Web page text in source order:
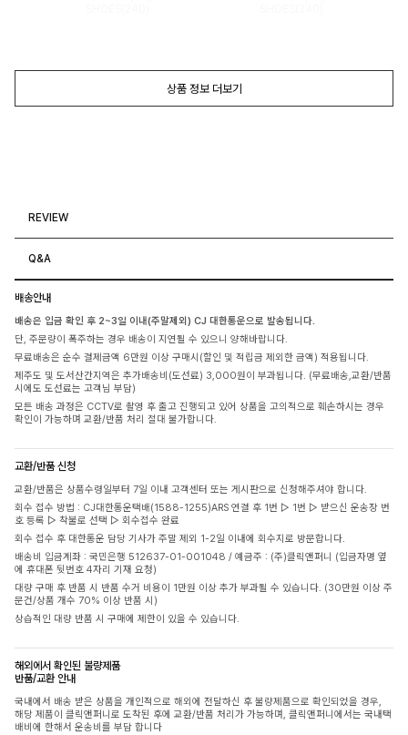
상품 정보 더보기
REVIEW
Q&A
배송안내
배송은 입금 확인 후 2~3일 이내(주말제외) CJ 대한통운으로 발송됩니다.
단, 주문량이 폭주하는 경우 배송이 지연될 수 있으니 양해바랍니다.
무료배송은 순수 결제금액 6만원 이상 구매시(할인 및 적립금 제외한 금액) 적용됩니다.
제주도 및 도서산간지역은 추가배송비(도선료) 3,000원이 부과됩니다. (무료배송,교환/반품
시에도 도선료는 고객님 부담)
모든 배송 과정은 CCTV로 촬영 후 출고 진행되고 있어 상품을 고의적으로 훼손하시는 경우
확인이 가능하며 교환/반품 처리 절대 불가합니다.
교환/반품 신청
교환/반품은 상품수령일부터 7일 이내 고객센터 또는 게시판으로 신청해주셔야 합니다.
회수 접수 방법 : CJ대한통운택배(1588-1255)ARS 연결 후 1번 ▷ 1번 ▷ 받으신 운송장 번
호 등록 ▷ 착불로 선택 ▷ 회수접수 완료
회수 접수 후 대한통운 담당 기사가 주말 제외 1-2일 이내에 회수지로 방문합니다.
배송비 입금계좌 : 국민은행 512637-01-001048 / 예금주 : (주)클릭앤퍼니 (입금자명 옆
에 휴대폰 뒷번호 4자리 기재 요청)
대량 구매 후 반품 시 반품 수거 비용이 1만원 이상 추가 부과될 수 있습니다. (30만원 이상 주
문건/상품 개수 70% 이상 반품 시)
상습적인 대량 반품 시 구매에 제한이 있을 수 있습니다.
해외에서 확인된 불량제품
반품/교환 안내
국내에서 배송 받은 상품을 개인적으로 해외에 전달하신 후 불량제품으로 확인되었을 경우,
해당 제품이 클릭앤퍼니로 도착된 후에 교환/반품 처리가 가능하며, 클릭앤퍼니에서는 국내택
배비에 한해서 운송비를 부담 합니다